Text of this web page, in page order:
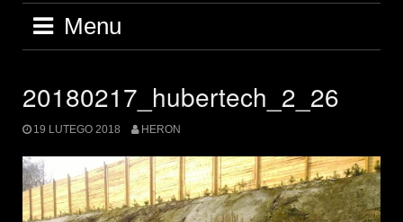
Menu
20180217_hubertech_2_26
19 LUTEGO 2018 HERON